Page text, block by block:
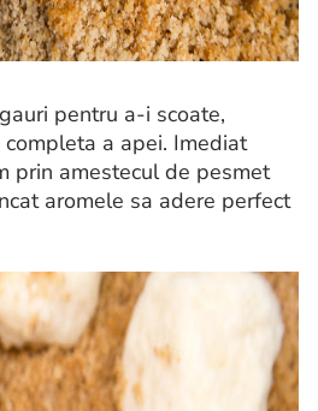
pentru a-i scoate,
a apei. Imediat
prin amestecul de pesmet
aromele sa adere perfect